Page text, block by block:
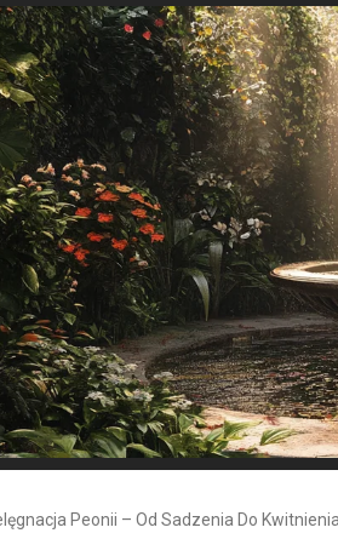
Peonii – Od Sadzenia Do Kwitnienia